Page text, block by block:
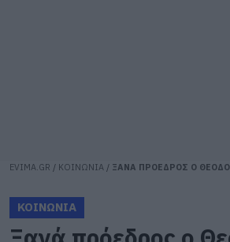
EVIMA.GR / ΚΟΙΝΩΝΙΑ / ΞΑΝΑ ΠΡΟΕΔΡΟΣ Ο
ΚΟΙΝΩΝΙΑ